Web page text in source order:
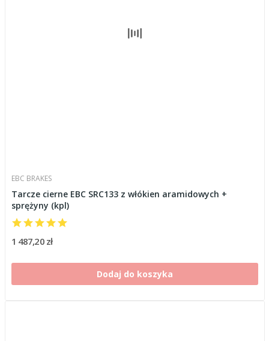
EBC BRAKES
Tarcze cierne EBC SRC133 z włókien aramidowych +
sprężyny (kpl)
1 487,20 zł
Dodaj do koszyka